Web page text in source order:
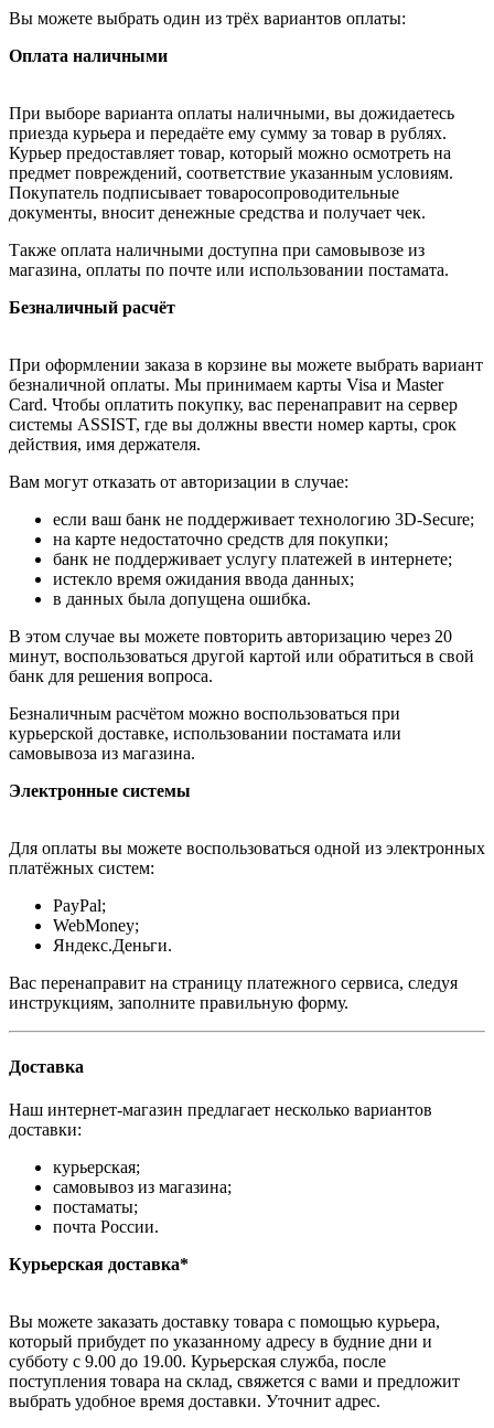
Вы можете выбрать один из трёх вариантов оплаты:
Оплата наличными
При выборе варианта оплаты наличными, вы дожидаетесь
приезда курьера и передаёте ему сумму за товар в рублях.
Курьер предоставляет товар, который можно осмотреть на
предмет повреждений, соответствие указанным условиям.
Покупатель подписывает товаросопроводительные
документы, вносит денежные средства и получает чек.
Также оплата наличными доступна при самовывозе из
магазина, оплаты по почте или использовании постамата.
Безналичный расчёт
При оформлении заказа в корзине вы можете выбрать вариант
безналичной оплаты. Мы принимаем карты Visa и Master
Card. Чтобы оплатить покупку, вас перенаправит на сервер
системы ASSIST, где вы должны ввести номер карты, срок
действия, имя держателя.
Вам могут отказать от авторизации в случае:
если ваш банк не поддерживает технологию 3D-Secure;
на карте недостаточно средств для покупки;
банк не поддерживает услугу платежей в интернете;
истекло время ожидания ввода данных;
в данных была допущена ошибка.
В этом случае вы можете повторить авторизацию через 20
минут, воспользоваться другой картой или обратиться в свой
банк для решения вопроса.
Безналичным расчётом можно воспользоваться при
курьерской доставке, использовании постамата или
самовывоза из магазина.
Электронные системы
Для оплаты вы можете воспользоваться одной из электронных
платёжных систем:
PayPal;
WebMoney;
Яндекс.Деньги.
Вас перенаправит на страницу платежного сервиса, следуя
инструкциям, заполните правильную форму.
Доставка
Наш интернет-магазин предлагает несколько вариантов
доставки:
курьерская;
самовывоз из магазина;
постаматы;
почта России.
Курьерская доставка*
Вы можете заказать доставку товара с помощью курьера,
который прибудет по указанному адресу в будние дни и
субботу с 9.00 до 19.00. Курьерская служба, после
поступления товара на склад, свяжется с вами и предложит
выбрать удобное время доставки. Уточнит адрес.